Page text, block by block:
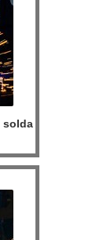
solda